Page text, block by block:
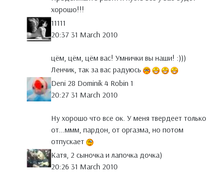
хорошо!!!
11111
20:37 31 March 2010
цём, цём, цём вас! Умнички вы наши! :)))
Ленчик, так за вас радуюсь
Deni 28 Dominik 4 Robin 1
20:27 31 March 2010
Ну хорошо что все ок. У меня твердеет только
от...ммм, пардон, от оргазма, но потом
отпускает
Катя, 2 сыночка и лапочка дочка)
20:26 31 March 2010